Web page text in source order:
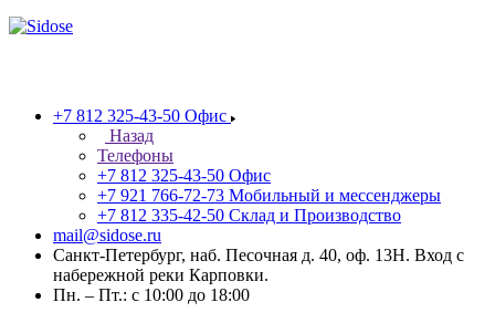
+7 812 325-43-50 Офис
Назад
Телефоны
+7 812 325-43-50 Офис
+7 921 766-72-73 Мобильный и мессенджеры
+7 812 335-42-50 Склад и Производство
mail@sidose.ru
Санкт-Петербург, наб. Песочная д. 40, оф. 13Н. Вход с
набережной реки Карповки.
Пн. – Пт.: с 10:00 до 18:00